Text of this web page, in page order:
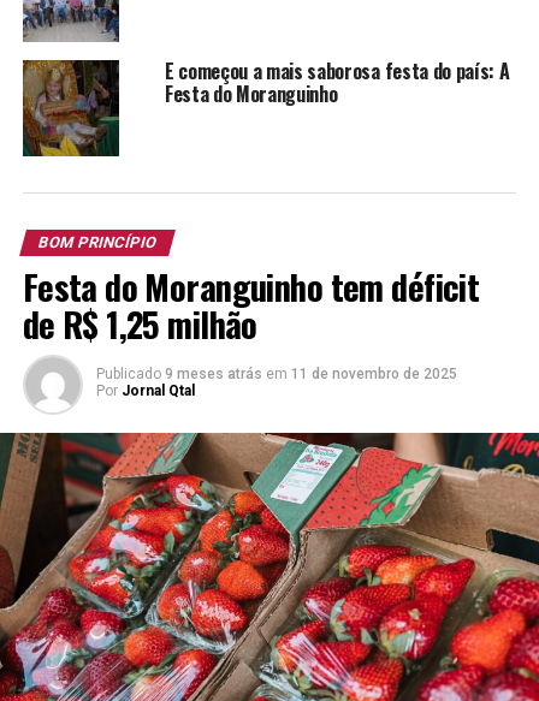
dentro do contexto estadual, afinal, sabemos da
importância do vale do Caí para o Estado, não só como
corredor de passagem, mas como polo de
desenvolvimento estratégico”, pontuou ao final.
TÓPICOS RELACIONADOS:
CESAR BAUMGRATZ
EDUARDO LEITE
A SEGUIR
Reino Bons Princípios conhece suas soberanas
NÃO PERCA
Tenente bom de bola é cidadão bom-principiense
E começou a mais saborosa festa do país: A
Festa do Moranguinho
BOM PRINCÍPIO
Festa do Moranguinho tem déficit
de R$ 1,25 milhão
Publicado 9 meses atrás em 11 de novembro de 2025
Por Jornal Qtal